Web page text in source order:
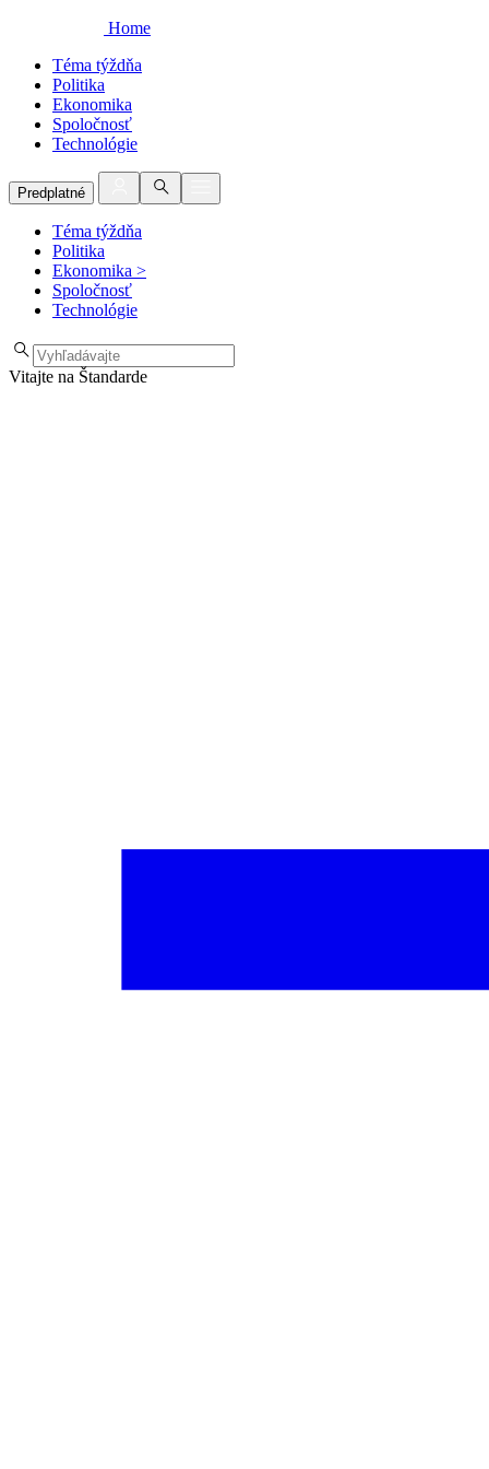
Home
Téma týždňa
Politika
Ekonomika
Spoločnosť
Technológie
Predplatné
Téma týždňa
Politika
Ekonomika >
Spoločnosť
Technológie
Vitajte na Štandarde